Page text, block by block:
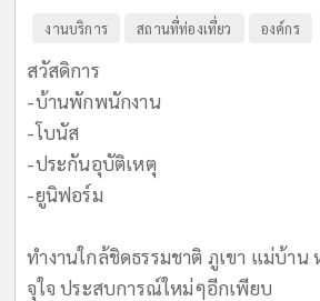
งานบริการ สถานที่ท่องเที่ยว องค์กร
สวัสดิการ
-บ้านพักพนักงาน
-โบนัส
-ประกันอุบัติเหตุ
-ยูนิฟอร์ม
ทำงานใกล้ชิดธรรมชาติ ภูเขา แม่บ้าน
จุใจ ประสบการณ์ใหม่ๆอีกเพียบ